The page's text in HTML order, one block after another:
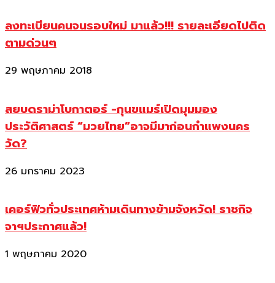
ลงทะเบียนคนจนรอบใหม่ มาแล้ว!!! รายละเอียดไปติด
ตามด่วนๆ
29 พฤษภาคม 2018
สยบดราม่าโบกาตอร์ -กุนขแมร์เปิดมุมมอง
ประวัติศาสตร์ “มวยไทย”อาจมีมาก่อนกำแพงนคร
วัด?
26 มกราคม 2023
เคอร์ฟิวทั่วประเทศห้ามเดินทางข้ามจังหวัด! ราชกิจ
จาฯประกาศแล้ว!
1 พฤษภาคม 2020